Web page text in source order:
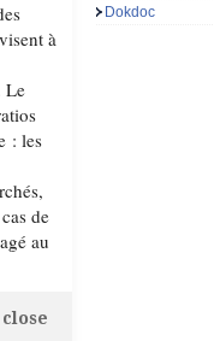
à
Le
: les
de
au
close
Dokdoc